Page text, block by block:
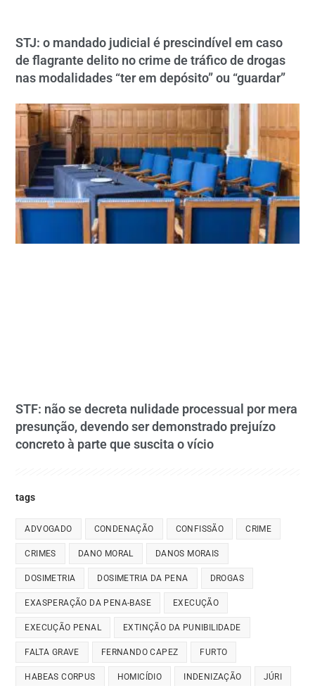
STJ: o mandado judicial é prescindível em caso
de flagrante delito no crime de tráfico de drogas
nas modalidades “ter em depósito” ou “guardar”
STF: não se decreta nulidade processual por mera
presunção, devendo ser demonstrado prejuízo
concreto à parte que suscita o vício
tags
ADVOGADO CONDENAÇÃO CONFISSÃO CRIME
CRIMES DANO MORAL DANOS MORAIS
DOSIMETRIA DOSIMETRIA DA PENA DROGAS
EXASPERAÇÃO DA PENA-BASE EXECUÇÃO
EXECUÇÃO PENAL EXTINÇÃO DA PUNIBILIDADE
FALTA GRAVE FERNANDO CAPEZ FURTO
HABEAS CORPUS HOMICÍDIO INDENIZAÇÃO JÚRI